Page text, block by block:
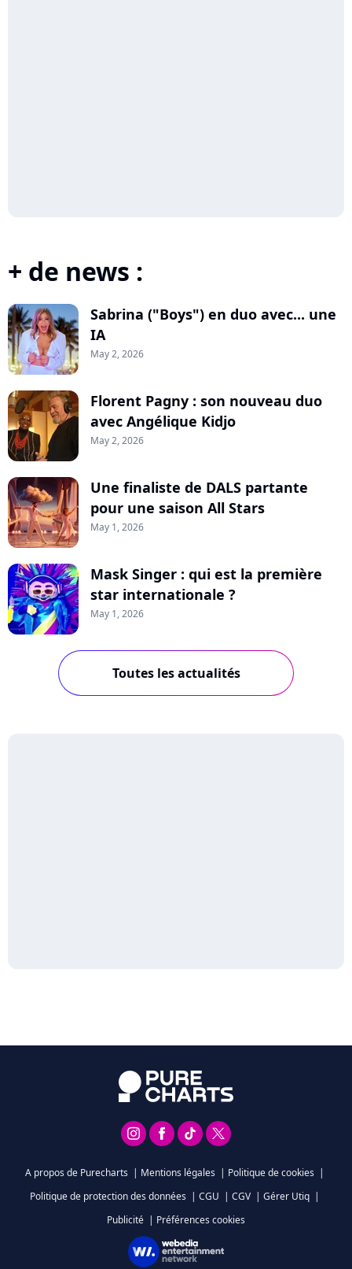
+ de news :
Sabrina ("Boys") en duo avec... une
IA
May 2, 2026
Florent Pagny : son nouveau duo
avec Angélique Kidjo
May 2, 2026
Une finaliste de DALS partante
pour une saison All Stars
May 1, 2026
Mask Singer : qui est la première
star internationale ?
May 1, 2026
Toutes les actualités
A propos de Purecharts | Mentions légales | Politique de cookies |
Politique de protection des données | CGU | CGV | Gérer Utiq |
Publicité | Préférences cookies